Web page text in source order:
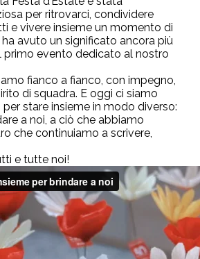
per ritrovarci, condividere
e vivere insieme un momento di
ha avuto un significato ancora più
primo evento dedicato al nostro
fianco a fianco, con impegno,
di squadra. E oggi ci siamo
stare insieme in modo diverso:
a noi, a ciò che abbiamo
che continuiamo a scrivere,
e tutte noi!